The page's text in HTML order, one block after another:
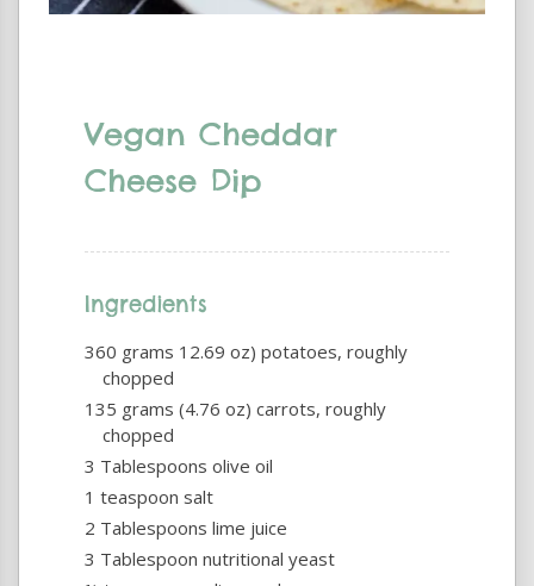
Vegan Cheddar
Cheese Dip
Ingredients
360 grams 12.69 oz) potatoes, roughly
chopped
135 grams (4.76 oz) carrots, roughly
chopped
3 Tablespoons olive oil
1 teaspoon salt
2 Tablespoons lime juice
3 Tablespoon nutritional yeast